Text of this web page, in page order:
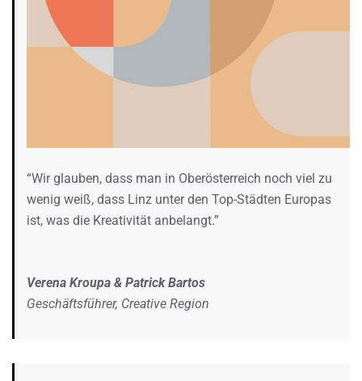
“Wir glauben, dass man in Oberösterreich noch viel zu
wenig weiß, dass Linz unter den Top-Städten Europas
ist, was die Kreativität anbelangt.”
Verena Kroupa & Patrick Bartos
Geschäftsführer, Creative Region